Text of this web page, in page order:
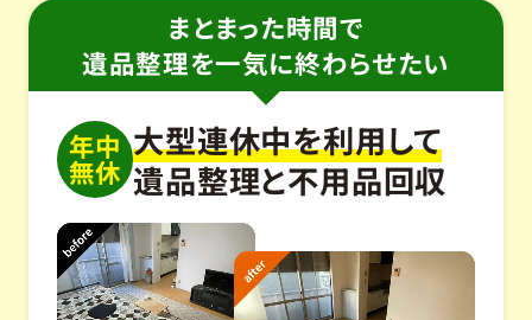
まとまった時間で
遺品整理を一気に終わらせたい
年中
無休
大型連休中を利用して
遺品整理と不用品回収